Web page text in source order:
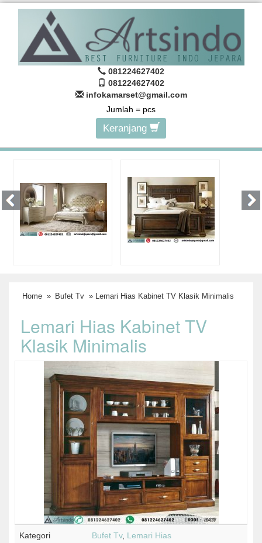
081224627402
081224627402
infokamarset@gmail.com
Jumlah = pcs
Keranjang
Home » Bufet Tv » Lemari Hias Kabinet TV Klasik Minimalis
Lemari Hias Kabinet TV
Klasik Minimalis
Kategori Bufet Tv, Lemari Hias